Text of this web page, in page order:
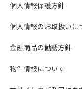
個人情報保護方針
個人情報のお取扱いに
金融商品の勧誘方針
物件情報について